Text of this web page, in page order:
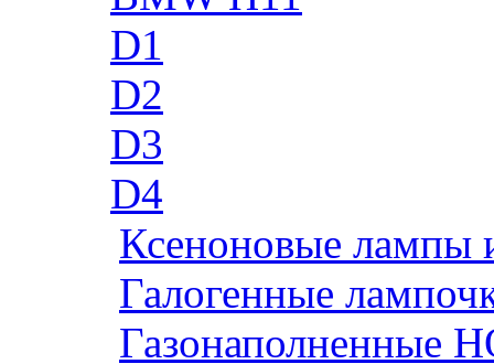
D1
D2
D3
D4
Ксеноновые лампы
Галогенные
Газонаполненные